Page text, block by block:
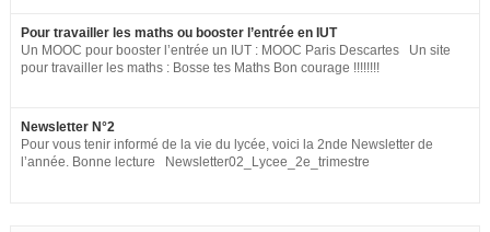
pour toute la fonction publique + SNCF. http://www.fonction-
publique.gouv.fr/biep/bienvenue-sur-la-bourse-interministerielle-de-
lemploi-public
Pour travailler les maths ou booster l’entrée en IUT
Un MOOC pour booster l’entrée un IUT : MOOC Paris Descartes Un site
pour travailler les maths : Bosse tes Maths Bon courage !!!!!!!!
Newsletter N°2
Pour vous tenir informé de la vie du lycée, voici la 2nde Newsletter de
l’année. Bonne lecture Newsletter02_Lycee_2e_trimestre